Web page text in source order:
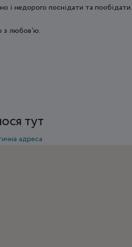
і недорого поснідати та пообідати.
з любов'ю.
тут
адреса